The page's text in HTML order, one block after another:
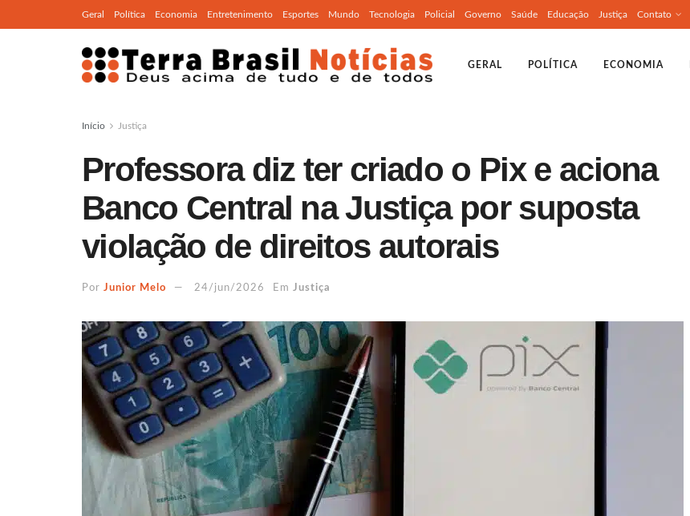
Geral Política Economia Entretenimento Esportes Mundo Tecnologia Policial Governo Saúde Educação Justiça Contato
GERAL POLÍTICA ECONOMIA
Início Justiça
Professora diz ter criado o Pix e aciona
Banco Central na Justiça por suposta
violação de direitos autorais
Por Junior Melo 24/jun/2026 Em Justiça